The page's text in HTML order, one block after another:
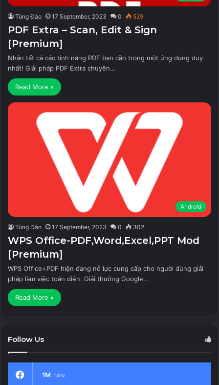
Tùng Đào 17 September, 2023 0 529
PDF Extra – Scan, Edit & Sign
[Premium]
Nhận tất cả các tính năng PDF bạn cần trong một ứng dụng duy
nhất! Giải pháp PDF Extra chuyên…
Read More »
Android
Tùng Đào 17 September, 2023 0 302
WPS Office-PDF,Word,Excel,PPT Mod
[Premium]
WPS Office+PDF hiện đang nỗ lực cung cấp cho người dùng giải
pháp làm việc toàn diện. Giải thưởng Google…
Read More »
Follow Us
1M Fans